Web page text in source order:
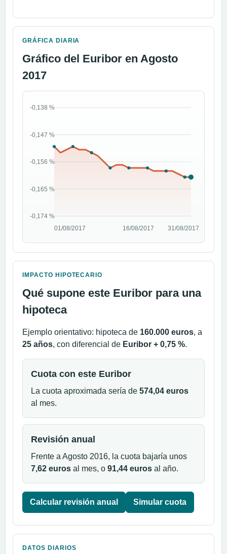
GRÁFICA DIARIA
Gráfico del Euribor en Agosto
2017
IMPACTO HIPOTECARIO
Qué supone este Euribor para una
hipoteca
Ejemplo orientativo: hipoteca de 160.000 euros, a
25 años, con diferencial de Euribor + 0,75 %.
Cuota con este Euribor
La cuota aproximada sería de 574,04 euros
al mes.
Revisión anual
Frente a Agosto 2016, la cuota bajaría unos
7,62 euros al mes, o 91,44 euros al año.
Calcular revisión anual Simular cuota
DATOS DIARIOS